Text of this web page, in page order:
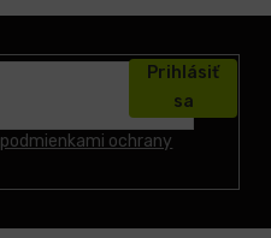
podmienkami ochrany
Prihlásiť
sa